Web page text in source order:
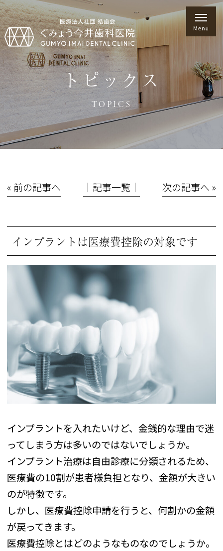
トピックス
TOPICS
« 前の記事へ │記事一覧│ 次の記事へ »
インプラントは医療費控除の対象です
インプラントを入れたいけど、金銭的な理由で迷
ってしまう方は多いのではないでしょうか。
インプラント治療は自由診療に分類されるため、
医療費の10割が患者様負担となり、金額が大きい
のが特徴です。
しかし、医療費控除申請を行うと、何割かの金額
が戻ってきます。
医療費控除とはどのようなものなのでしょうか。